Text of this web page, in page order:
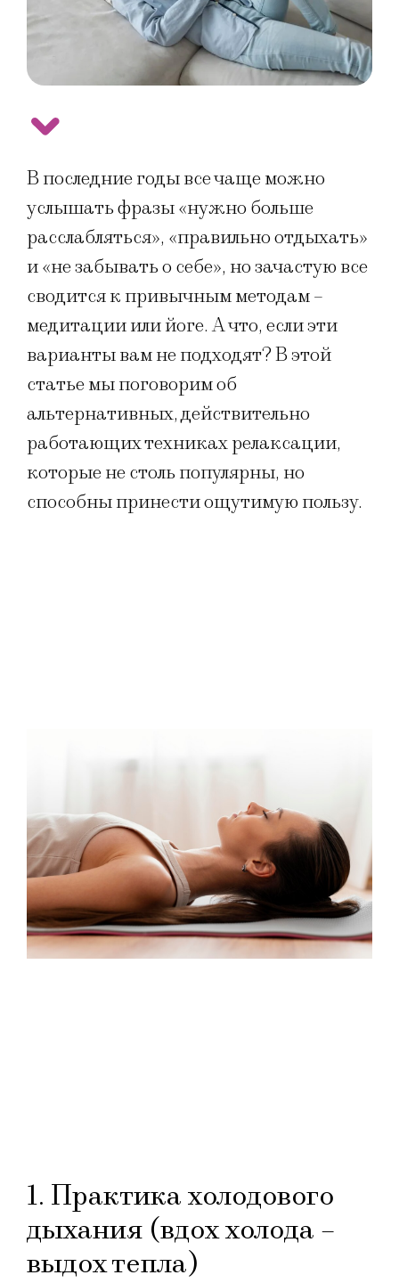
В последние годы все чаще можно
услышать фразы «нужно больше
расслабляться», «правильно отдыхать»
и «не забывать о себе», но зачастую все
сводится к привычным методам –
медитации или йоге. А что, если эти
варианты вам не подходят? В этой
статье мы поговорим об
альтернативных, действительно
работающих техниках релаксации,
которые не столь популярны, но
способны принести ощутимую пользу.
1. Практика холодового
дыхания (вдох холода –
выдох тепла)